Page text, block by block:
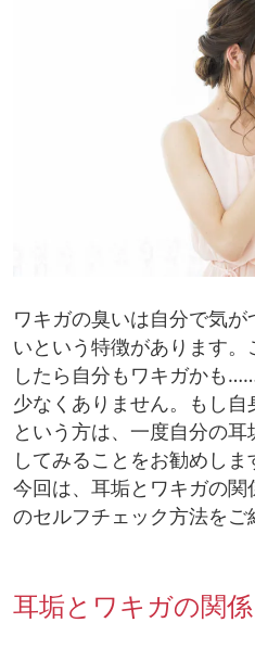
ワキガの臭いは自分で気
いという特徴があります
したら自分もワキガかも
少なくありません。もし
という方は、一度自分の
してみることをお勧めしま
今回は、耳垢とワキガの
のセルフチェック方法をご
耳垢とワキガの関